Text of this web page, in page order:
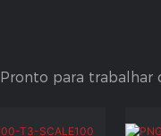
Pronto para trabalhar